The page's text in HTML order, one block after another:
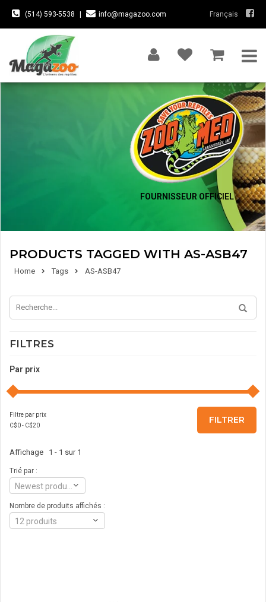
(514) 593-5538 info@magazoo.com Français
FOURNISSEUR OFFICIEL
PRODUCTS TAGGED WITH AS-ASB47
Home Tags AS-ASB47
FILTRES
Par prix
Filtre par prix
C$0- C$20
FILTRER
Affichage 1 - 1 sur 1
Trié par :
Nombre de produits affichés :
12 produits